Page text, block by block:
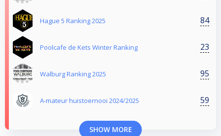
Hague 5 Ranking 2025 84
Poolcafe de Kets Winter Ranking 23
Walburg Ranking 2025 95
A-mateur huistoernooi 2024/2025 59
SHOW MORE